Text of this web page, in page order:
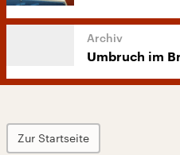
Umbruch im
Zur Startseite